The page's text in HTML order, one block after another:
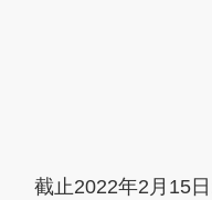
截止2022年2月15